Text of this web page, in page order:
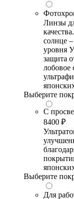
Линзы
солнце
уровня
защита
лобовое
Выберите
С
8400 ₽
Выберите
Для